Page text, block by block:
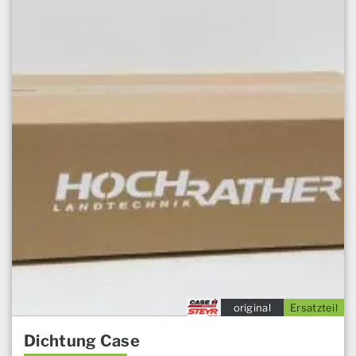
Ersatzteil
original
Dichtung Case